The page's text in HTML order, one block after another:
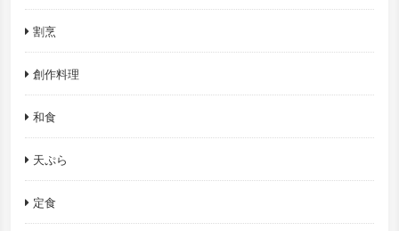
割烹
創作料理
和食
天ぷら
定食